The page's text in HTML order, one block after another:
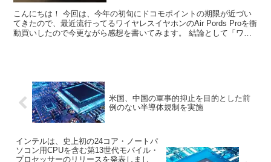
こんにちは！ 今回は、今年の初旬にドコモポイントの期限が近づい
てきたので、最近流行ってるワイヤレスイヤホンのAir Pords Proを衝
動買いしたので今更ながら感想を書いてみます。 結論として「ワイ
米国、中国の軍事的抑止を目的とした前
例のない半導体規制を実施
インテルは、史上初の24コア・ノートパ
ソコン用CPUを含む第13世代モバイル・
プロセッサーのリリースを発表しまし